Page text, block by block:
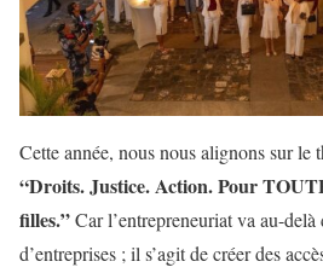
Cette année, nous nous alignons sur le
“Droits. Justice. Action. Pour
filles.”Car l’entrepreneuriat va au-
d’entreprises ; il s’agit de créer des